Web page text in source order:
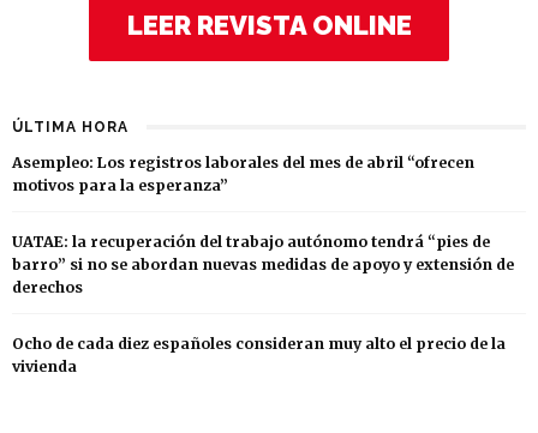
LEER REVISTA ONLINE
ÚLTIMA HORA
Asempleo: Los registros laborales del mes de abril “ofrecen
motivos para la esperanza”
UATAE: la recuperación del trabajo autónomo tendrá “pies de
barro” si no se abordan nuevas medidas de apoyo y extensión de
derechos
Ocho de cada diez españoles consideran muy alto el precio de la
vivienda